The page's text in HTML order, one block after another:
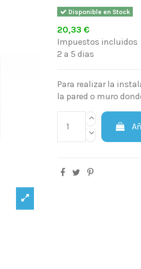
Disponible en Stock
20,33 €
Impuestos incluidos
2 a 5 dias
Para realizar la
la pared o muro